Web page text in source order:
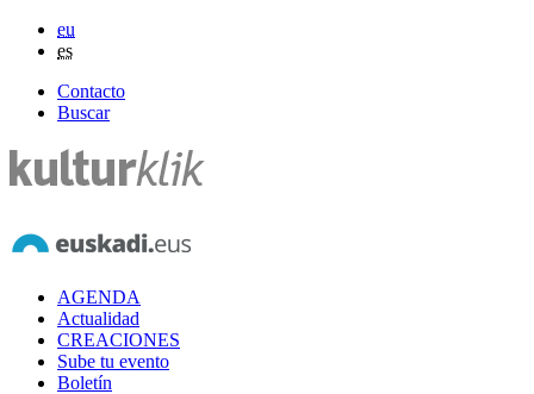
eu
es
Contacto
Buscar
AGENDA
Actualidad
CREACIONES
Sube tu evento
Boletín